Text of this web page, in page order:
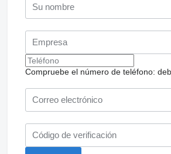
Compruebe el número de teléfono: